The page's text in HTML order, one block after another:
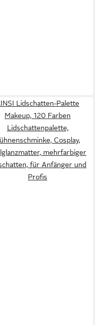
Lidschatten-Palette
Makeup, 120 Farben
Lidschattenpalette,
Cosplay,
mehrfarbiger
für Anfänger und
Profis